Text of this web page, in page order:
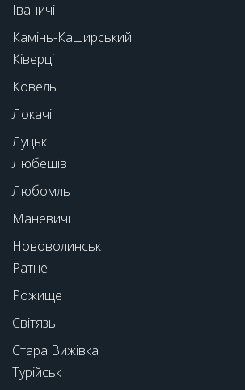
Іваничі
Камінь-Каширський
Ківерці
Ковель
Локачі
Луцьк
Любешів
Любомль
Маневичі
Нововолинськ
Ратне
Рожище
Світязь
Стара Вижівка
Турійськ